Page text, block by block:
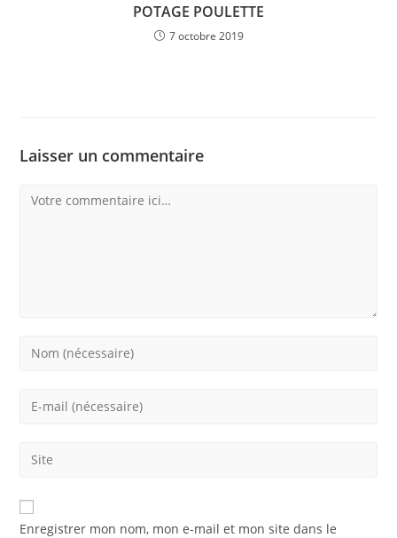
POTAGE POULETTE
7 octobre 2019
Laisser un commentaire
Comment
Enter
Enter
address
comment
Saisir
de
votre
Enregistrer mon nom, mon e-mail et mon site dans le